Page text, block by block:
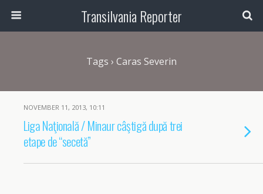
Transilvania Reporter
Tags › Caras Severin
NOVEMBER 11, 2013, 10:11
Liga Naţională / Minaur câştigă după trei
etape de “secetă”